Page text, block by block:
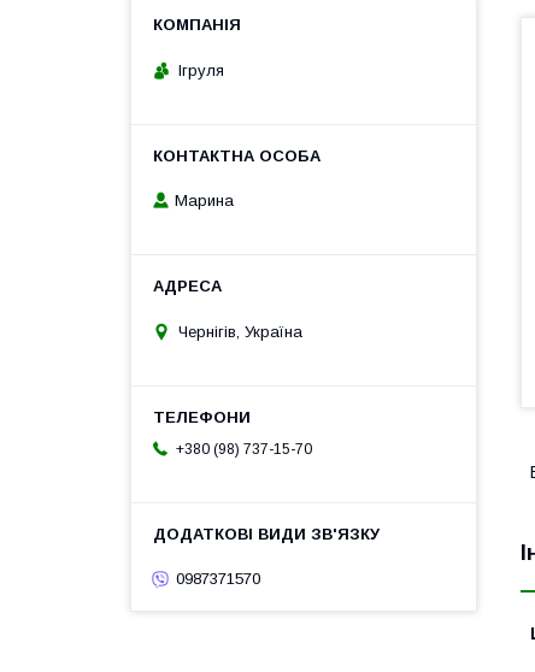
Ігруля
Марина
Чернігів, Україна
+380 (98) 737-15-70
0987371570